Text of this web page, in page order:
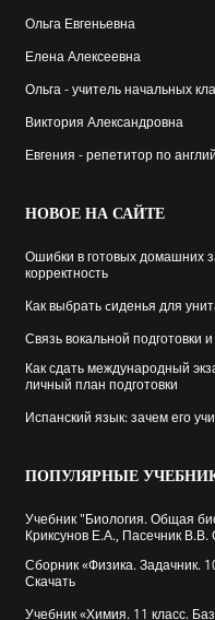
Ольга Евгеньевна
Елена Алексеевна
Ольга - учитель начальных
Виктория Александровна
Евгения - репетитор по
НОВОЕ НА САЙТЕ
Ошибки в готовых домашних
корректность
Как выбрать cиденья для
Связь вокальной подготовки
Как сдать международный
личный план подготовки
Испанский язык: зачем его
ПОПУЛЯРНЫЕ
Учебник "Биология. Общая
Криксунов Е.А., Пасечник В.В.
Сборник «Физика. Задачник.
Скачать
Учебник «Химия. 11 класс.